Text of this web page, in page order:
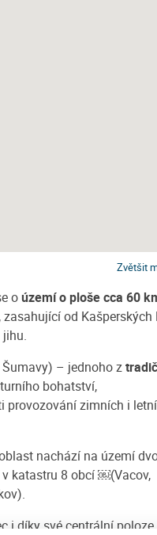
Zvětšit
oúzemí o ploše cca 60
, zasahující od Kašperských
jihu.
– jednoho z
bohatství,
provozování zimních i
nachází na území
katastru 8 obcí ￼(Vacov,
i díky své centrální poloze
Okolí Javorníka
osobu / noc